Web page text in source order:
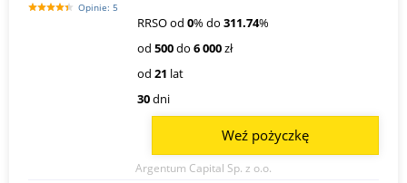
Opinie: 5
RRSO od 0% do 311.74%
od 500do 6 000zł
od 21 lat
30dni
Argentum Capital Sp. z o.o.
Weź pożyczkę